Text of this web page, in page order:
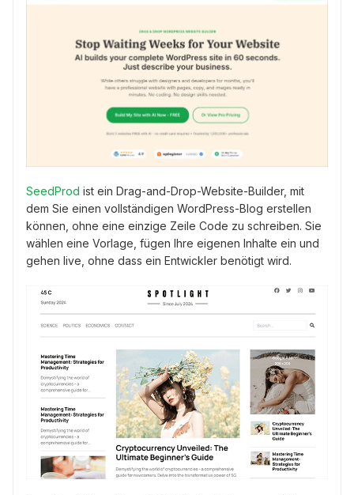
SeedProd ist ein Drag-and-Drop-Website-Builder, mit
dem Sie einen vollständigen WordPress-Blog erstellen
können, ohne eine einzige Zeile Code zu schreiben. Sie
wählen eine Vorlage, fügen Ihre eigenen Inhalte ein und
gehen live, ohne dass ein Entwickler benötigt wird.